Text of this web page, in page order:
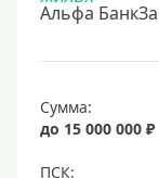
Альфа
Сумма:
до 15 000 000 ₽